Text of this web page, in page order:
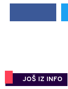
JOŠ IZ INFO